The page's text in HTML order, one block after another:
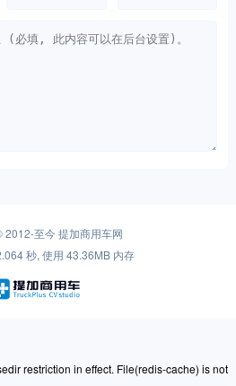
wp-content/themes/mnews-